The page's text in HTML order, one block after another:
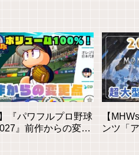
『パワフルプロ野球
』前作からの変更
【
ンツ「